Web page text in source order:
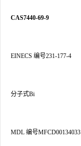
CAS7440-69-9
EINECS 编号231-177-4
分子式Bi
MDL 编号MFCD00134033